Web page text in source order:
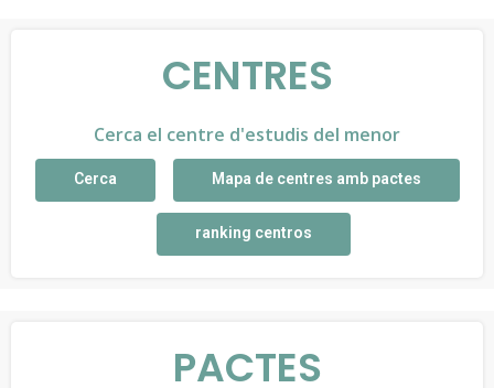
CENTRES
Cerca el centre d'estudis del menor
Cerca Mapa de centres amb pactes
ranking centros
PACTES